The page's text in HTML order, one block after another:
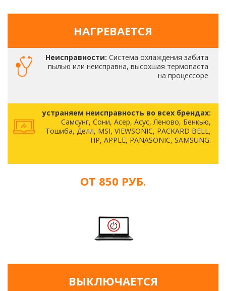
НАГРЕВАЕТСЯ
Неисправности: Система охлаждения забита
пылью или неисправна, высохшая термопаста
на процессоре
устраняем неисправность во всех брендах:
Самсунг, Сони, Асер, Асус, Леново, Бенкью,
Тошиба, Делл, MSI, VIEWSONIC, PACKARD BELL,
HP, APPLE, PANASONIC, SAMSUNG.
ОТ 850 РУБ.
ВЫКЛЮЧАЕТСЯ